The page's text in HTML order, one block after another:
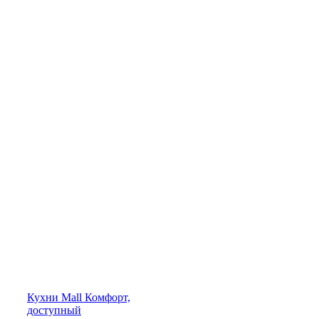
Кухни Mall Комфорт,
доступный